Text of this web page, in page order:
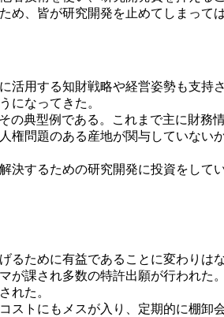
、皆が研究開発を止めてしまって
用する知財戦略や経営姿勢も支持
になってきた。
典型例である。これまで主に財務
問題のある産地が関与していない
するための研究開発に投資をして
ために有益であることに変わりは
課され多数の特許出願が行われた
れた。
トにもメスが入り、定期的に棚卸